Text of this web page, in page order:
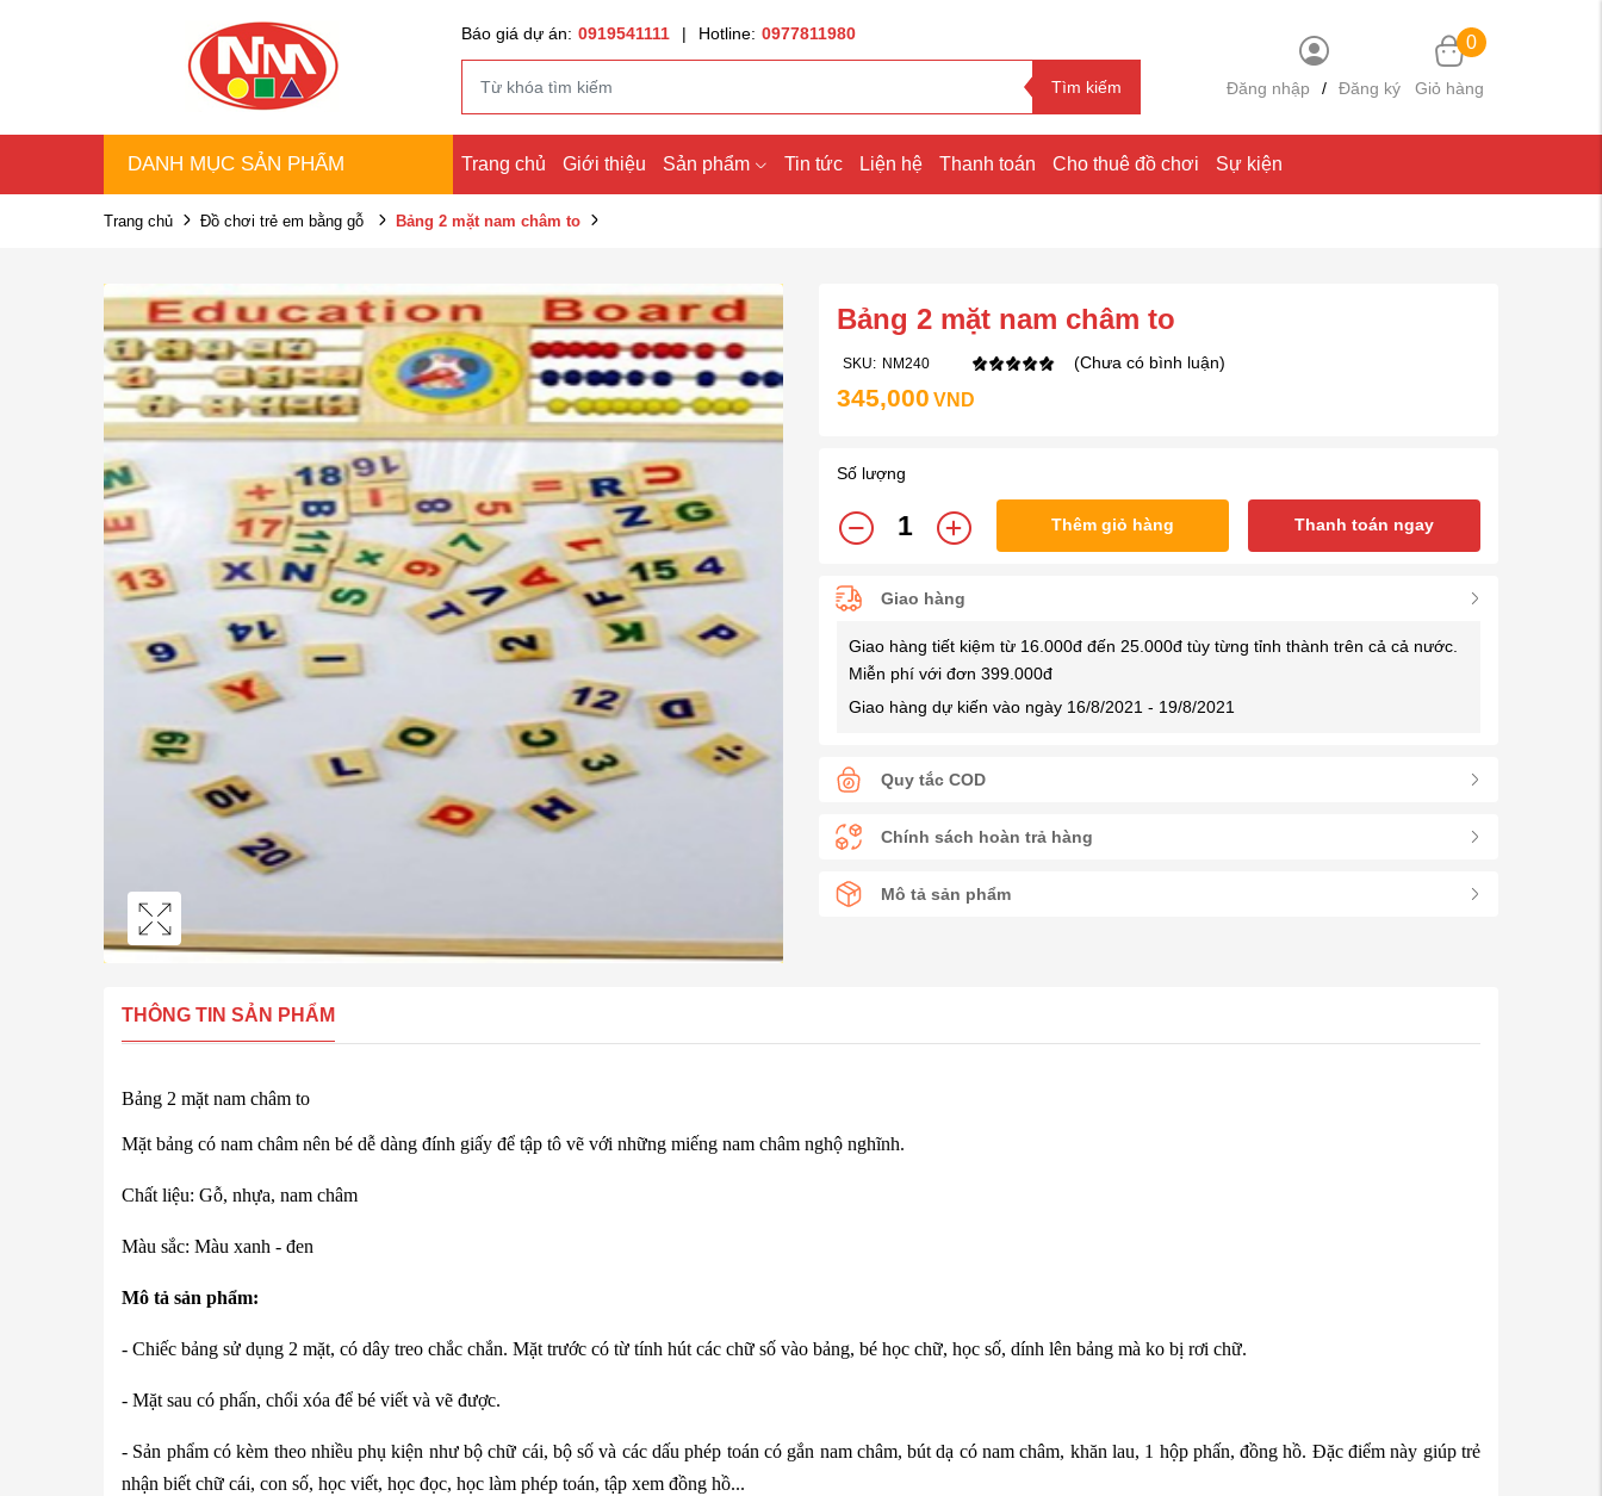
Báo giá dự án: 0919541111 | Hotline: 0977811980
Tìm kiếm Đăng nhập / Đăng ký
0
Giỏ hàng
DANH MỤC SẢN PHẨM Trang chủ Giới thiệu Sản phẩm Tin tức Liện hệ Thanh toán Cho thuê đồ chơi Sự kiện
Trang chủ Đồ chơi trẻ em bằng gỗ Bảng 2 mặt nam châm to
Bảng 2 mặt nam châm to
SKU: NM240 (Chưa có bình luận)
345,000 VND
Số lượng
Thêm giỏ hàng Thanh toán ngay
Giao hàng
Giao hàng tiết kiệm từ 16.000đ đến 25.000đ tùy từng tỉnh thành trên cả cả nước.
Miễn phí với đơn 399.000đ
Giao hàng dự kiến vào ngày 16/8/2021 - 19/8/2021
Quy tắc COD
Chính sách hoàn trả hàng
Mô tả sản phẩm
THÔNG TIN SẢN PHẨM
Bảng 2 mặt nam châm to
Mặt bảng có nam châm nên bé dễ dàng đính giấy để tập tô vẽ với những miếng nam châm nghộ nghĩnh.
Chất liệu: Gỗ, nhựa, nam châm
Màu sắc: Màu xanh - đen
Mô tả sản phẩm:
- Chiếc bảng sử dụng 2 mặt, có dây treo chắc chắn. Mặt trước có từ tính hút các chữ số vào bảng, bé học chữ, học số, dính lên bảng mà ko bị rơi chữ.
- Mặt sau có phấn, chổi xóa để bé viết và vẽ được.
- Sản phẩm có kèm theo nhiều phụ kiện như bộ chữ cái, bộ số và các dấu phép toán có gắn nam châm, bút dạ có nam châm, khăn lau, 1 hộp phấn, đồng hồ. Đặc điểm này giúp trẻ
nhận biết chữ cái, con số, học viết, học đọc, học làm phép toán, tập xem đồng hồ...